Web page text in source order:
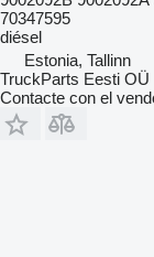
70347595
diésel
Estonia, Tallinn
TruckParts Eesti OÜ
Contacte con el